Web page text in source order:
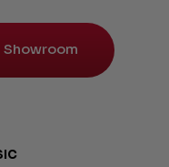
Showroom